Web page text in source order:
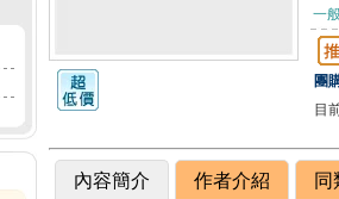
一
團
目
內容簡介 作者介紹 同